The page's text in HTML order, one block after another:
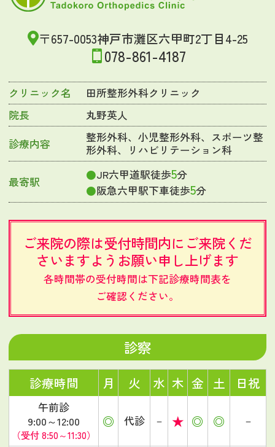
〒657-0053神戸市灘区六甲町2丁目4-25
078-861-4187
クリニック名
田所整形外科クリニック
院長
丸野英人
診療内容
整形外科、小児整形外科、スポーツ整
形外科、リハビリテーション科
最寄駅 JR六甲道駅徒歩5分
阪急六甲駅下車徒歩5分
ご来院の際は受付時間内にご来院くだ
さいますようお願い申し上げます
各時間帯の受付時間は下記診療時間表を
ご確認ください。
診察
診療時間 月 火 水 木 金 土 日祝
午前診
9:00～12:00
（受付 8:50～11:30）
◎ 代診 － ★ ◎ ◎ －